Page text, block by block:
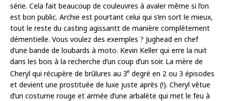
série. Cela fait beaucoup de couleuvres à avaler même si l’on
est bon public. Archie est pourtant celui qui s’en sort le mieux,
tout le reste du casting agissantt de manière complètement
démentielle. Vous voulez des exemples ? Jughead en chef
d’une bande de loubards à moto. Kevin Keller qui erre la nuit
dans les bois à la recherche d’un coup d’un soir. La mère de
Cheryl qui récupère de brûlures au 3e degré en 2 ou 3 épisodes
et devient une prostituée de luxe juste après (!). Cheryl vêtue
d’un costume rouge et armée d’une arbalète qui met le feu à